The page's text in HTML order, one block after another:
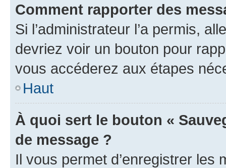
Comment rapporter des
Si l’administrateur l’a permis,
devriez voir un bouton pour
vous accéderez aux étapes
Haut
À quoi sert le bouton «
de message ?
Il vous permet d’enregistrer